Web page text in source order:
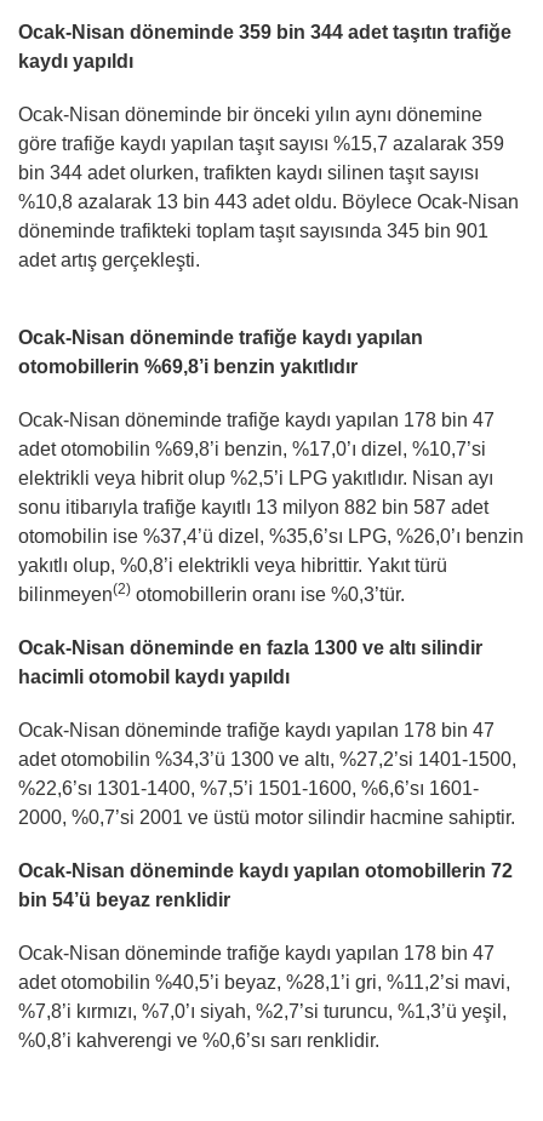
Ocak-Nisan döneminde 359 bin 344 adet taşıtın trafiğe
kaydı yapıldı
Ocak-Nisan döneminde bir önceki yılın aynı dönemine
göre trafiğe kaydı yapılan taşıt sayısı %15,7 azalarak 359
bin 344 adet olurken, trafikten kaydı silinen taşıt sayısı
%10,8 azalarak 13 bin 443 adet oldu. Böylece Ocak-Nisan
döneminde trafikteki toplam taşıt sayısında 345 bin 901
adet artış gerçekleşti.
Ocak-Nisan döneminde trafiğe kaydı yapılan
otomobillerin %69,8’i benzin yakıtlıdır
Ocak-Nisan döneminde trafiğe kaydı yapılan 178 bin 47
adet otomobilin %69,8’i benzin, %17,0’ı dizel, %10,7’si
elektrikli veya hibrit olup %2,5’i LPG yakıtlıdır. Nisan ayı
sonu itibarıyla trafiğe kayıtlı 13 milyon 882 bin 587 adet
otomobilin ise %37,4’ü dizel, %35,6’sı LPG, %26,0’ı benzin
yakıtlı olup, %0,8’i elektrikli veya hibrittir. Yakıt türü
bilinmeyen(2) otomobillerin oranı ise %0,3’tür.
Ocak-Nisan döneminde en fazla 1300 ve altı silindir
hacimli otomobil kaydı yapıldı
Ocak-Nisan döneminde trafiğe kaydı yapılan 178 bin 47
adet otomobilin %34,3’ü 1300 ve altı, %27,2’si 1401-1500,
%22,6’sı 1301-1400, %7,5’i 1501-1600, %6,6’sı 1601-
2000, %0,7’si 2001 ve üstü motor silindir hacmine sahiptir.
Ocak-Nisan döneminde kaydı yapılan otomobillerin 72
bin 54’ü beyaz renklidir
Ocak-Nisan döneminde trafiğe kaydı yapılan 178 bin 47
adet otomobilin %40,5’i beyaz, %28,1’i gri, %11,2’si mavi,
%7,8’i kırmızı, %7,0’ı siyah, %2,7’si turuncu, %1,3’ü yeşil,
%0,8’i kahverengi ve %0,6’sı sarı renklidir.